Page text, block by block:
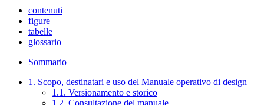
contenuti
figure
tabelle
glossario
Sommario
1. Scopo, destinatari e uso del Manuale operativo di design
1.1. Versionamento e storico
1.2. Consultazione del manuale